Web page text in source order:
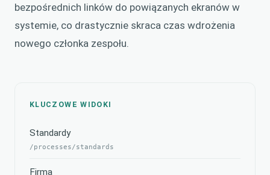
bezpośrednich linków do powiązanych ekranów w
systemie, co drastycznie skraca czas wdrożenia
nowego członka zespołu.
KLUCZOWE WIDOKI
Standardy
/processes/standards
Firma